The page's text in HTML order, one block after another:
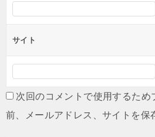
サイト
次回のコメントで使用するため
前、メールアドレス、サイトを保